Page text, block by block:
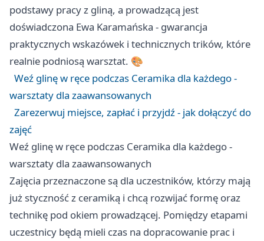
podstawy pracy z gliną, a prowadzącą jest
doświadczona Ewa Karamańska - gwarancja
praktycznych wskazówek i technicznych trików, które
realnie podniosą warsztat. 🎨
Weź glinę w ręce podczas Ceramika dla każdego -
warsztaty dla zaawansowanych
Zarezerwuj miejsce, zapłać i przyjdź - jak dołączyć do
zajęć
Weź glinę w ręce podczas Ceramika dla każdego -
warsztaty dla zaawansowanych
Zajęcia przeznaczone są dla uczestników, którzy mają
już styczność z ceramiką i chcą rozwijać formę oraz
technikę pod okiem prowadzącej. Pomiędzy etapami
uczestnicy będą mieli czas na dopracowanie prac i